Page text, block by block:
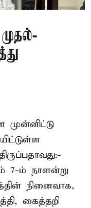
முன்னிட்டு
7-ம் நாளன்று
நினைவாக,
கைத்தறி